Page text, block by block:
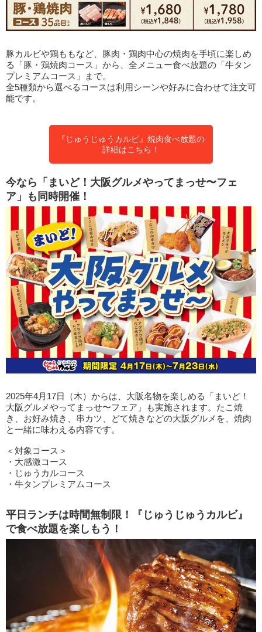
豚カルビや鶏ももなど、豚肉・鶏肉中心の焼肉を手頃に楽しめ
る「豚・鶏焼肉コース」から、全メニュー食べ放題の「牛タン
プレミアムコース」まで。
全5種類から選べるコースは利用シーンや好みに合わせて注文可
能です。
『じゅうじゅうカルビ』焼肉食べ放題の
詳細はこちら！
今なら「まいど！大阪グルメやってまっせ〜フェ
ア」も同時開催！
2025年4月17日（木）からは、大阪名物を楽しめる「まいど！
大阪グルメやってまっせ〜フェア」も実施されます。たこ焼
き、お好み焼き、串カツ、どて焼きなどの大阪グルメを、焼肉
と一緒に味わえる内容です。
＜対象コース＞
・大感激コース
・じゅうカルコース
・牛タンプレミアムコース
平日ランチは時間無制限！『じゅうじゅうカルビ』
で食べ放題を楽しもう！